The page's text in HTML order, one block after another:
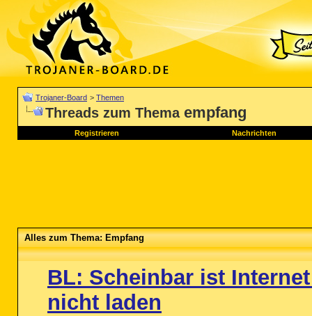
Trojaner-Board > Themen
Threads zum Thema empfang
Registrieren Nachrichten
Alles zum Thema: Empfang
BL: Scheinbar ist
nicht laden